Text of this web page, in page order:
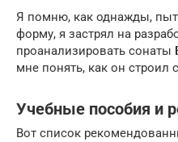
Я помню, как однажды,
форму, я застрял на
проанализировать сонаты
мне понять, как он строил
Учебные пособия и
Вот список